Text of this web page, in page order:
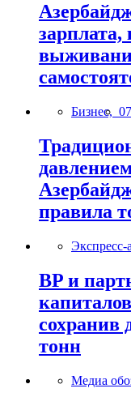
Бизнес,
правила
Экспресс-
BP и
сохранив
тонн
Медиа